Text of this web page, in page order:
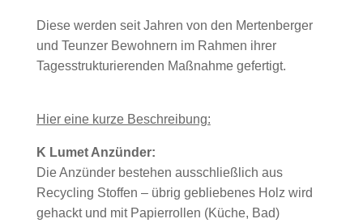
Diese werden seit Jahren von den Mertenberger
und Teunzer Bewohnern im Rahmen ihrer
Tagesstrukturierenden Maßnahme gefertigt.
Hier eine kurze Beschreibung:
K Lumet Anzünder:
Die Anzünder bestehen ausschließlich aus
Recycling Stoffen – übrig gebliebenes Holz wird
gehackt und mit Papierrollen (Küche, Bad)